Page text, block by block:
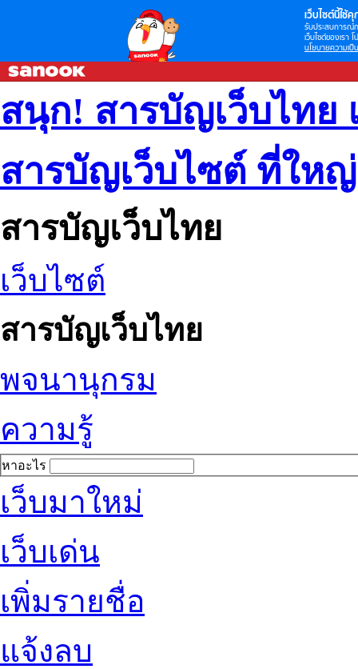
เว็บไซต์นี้ใช้คุ
รับประสบการณ์
เว็บไซต์ของเรา
นโยบายความเป็
สนุก! สารบัญเว็บไทย
สารบัญเว็บไซต์ ที่ให
สารบัญเว็บไทย
เว็บไซต์
สารบัญเว็บไทย
พจนานุกรม
ความรู้
หาอะไร
เว็บมาใหม่
เว็บเด่น
เพิ่มรายชื่อ
แจ้งลบ